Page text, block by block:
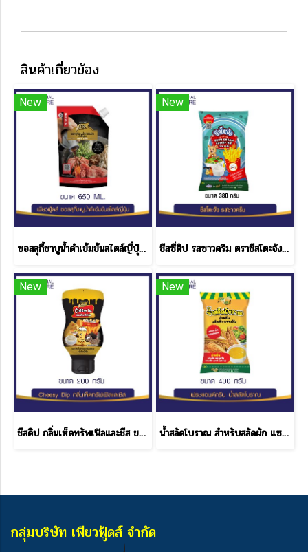
สินค้าเกี่ยวข้อง
New
ซอสสุกี้ชาบูน้ำดำเข้มข้นสไตล์ญี่ปุ่น 650 ML.
New
ชีสซี่ดิป รสซาวครีม ตราชีสโตะจัง แบบถุง ขนาด 380 กรัม
New
ชีสดิป กลิ่นเห็ดทรัพเฟิลและชีส ขนาด 200 กรัม
New
น้ำสลัดโบราณ สำหรับสลัดผัก แซนด์วิช โบราณ เฟรช & กรีน ขนาด 400 กรัม
กลุ่มบริษัท เพียวฟู้ดส์ จำกัด